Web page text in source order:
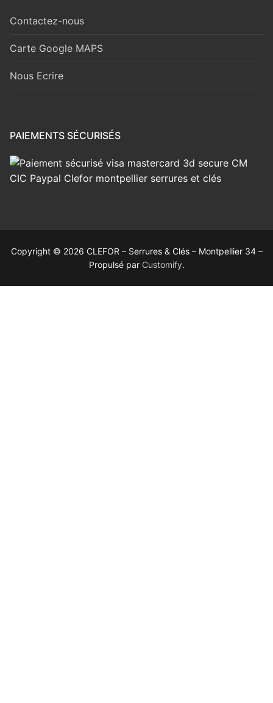
Contactez-nous
Carte Google MAPS
Nous Ecrire
PAIEMENTS SÉCURISÉS
Copyright © 2026 CLEFOR – Serrures & Clés – Montpellier 34 –
Propulsé par Customify.